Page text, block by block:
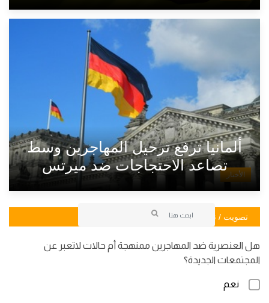
الأخبار
ألمانيا ترفع ترحيل المهاجرين وسط
تصاعد الاحتجاجات ضد ميرتس
تصويت / تصويت
هل العنصرية ضد المهاجرين ممنهجة أم حالات لاتعبر عن
المجتمعات الجديدة؟
نعم